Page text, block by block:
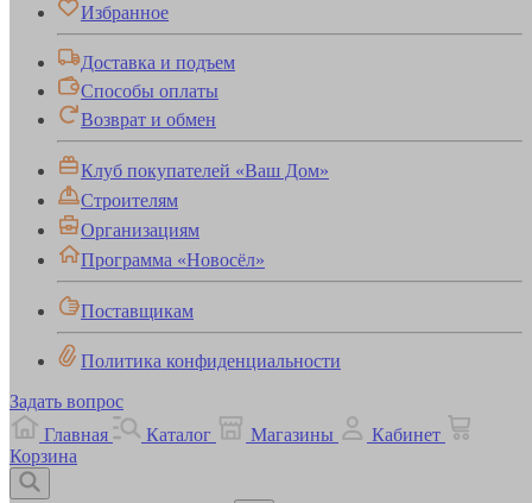
Избранное
Доставка и подъем
Способы оплаты
Возврат и обмен
Клуб покупателей «Ваш Дом»
Строителям
Организациям
Программа «Новосёл»
Поставщикам
Политика конфиденциальности
Задать вопрос
Главная
Каталог Магазины
Кабинет
Корзина